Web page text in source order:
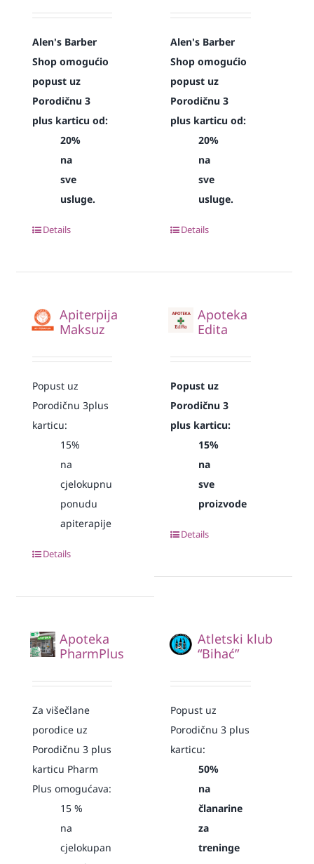
Alen's Barber
Shop omogućio
popust uz
Porodičnu 3
plus karticu od:
20%
na
sve
usluge.
Details
Alen's Barber
Shop omogućio
popust uz
Porodičnu 3
plus karticu od:
20%
na
sve
usluge.
Details
Apiterpija
Maksuz
Popust uz
Porodičnu 3plus
karticu:
15%
na
cjelokupnu
ponudu
apiterapije
Details
Apoteka
Edita
Popust uz
Porodičnu 3
plus karticu:
15%
na
sve
proizvode
Details
Apoteka
PharmPlus
Za višečlane
porodice uz
Porodičnu 3 plus
karticu Pharm
Plus omogućava:
15 %
na
cjelokupan
Atletski klub
“Bihać”
Popust uz
Porodičnu 3 plus
karticu:
50%
na
članarine
za
treninge